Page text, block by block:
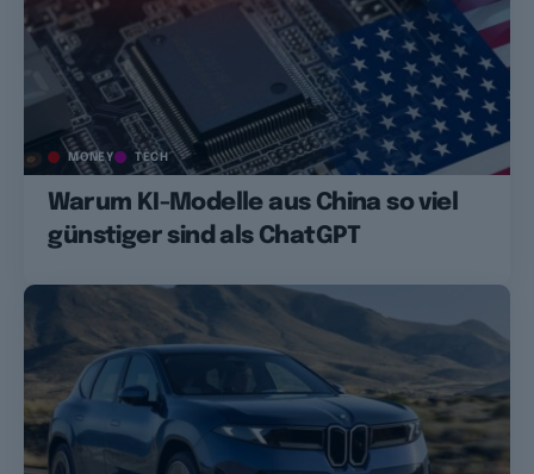
MONEY TECH
Warum KI-Modelle aus China so viel
günstiger sind als ChatGPT